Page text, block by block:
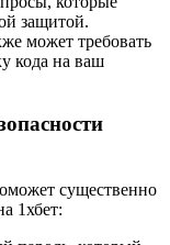
защитой.
может требовать
кода на ваш
существенно
1хбет: